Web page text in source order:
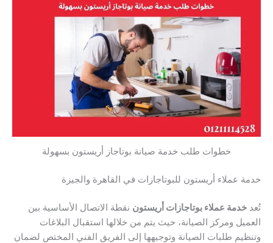
خطوات طلب خدمة صيانة بوتاجاز أريستون بسهولة
خدمة عملاء أريستون للبوتاجازات في القاهرة والجيزة
تُعد خدمة عملاء بوتاجازات أريستون نقطة الاتصال الأساسية بين
العميل ومركز الصيانة، حيث يتم من خلالها استقبال البلاغات
وتنظيم طلبات الصيانة وتوجيهها إلى الفريق الفني المختص لضمان